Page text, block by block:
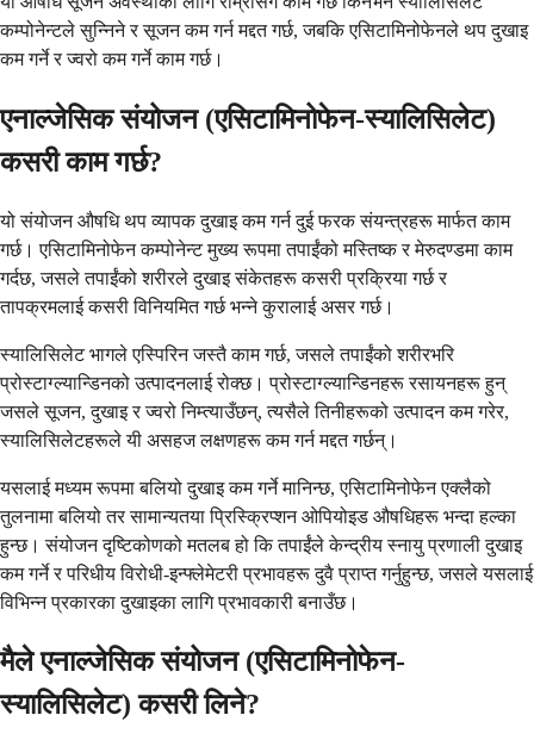
कम्पोनेन्टले सुन्निने र सूजन कम गर्न मद्दत गर्छ, जबकि एसिटामिनोफेनले थप दुखाइ
कम गर्ने र ज्वरो कम गर्ने काम गर्छ।
एनाल्जेसिक संयोजन (एसिटामिनोफेन-स्यालिसिलेट)
कसरी काम गर्छ?
यो संयोजन औषधि थप व्यापक दुखाइ कम गर्न दुई फरक संयन्त्रहरू मार्फत काम
गर्छ। एसिटामिनोफेन कम्पोनेन्ट मुख्य रूपमा तपाईंको मस्तिष्क र मेरुदण्डमा काम
गर्दछ, जसले तपाईंको शरीरले दुखाइ संकेतहरू कसरी प्रक्रिया गर्छ र
तापक्रमलाई कसरी विनियमित गर्छ भन्ने कुरालाई असर गर्छ।
स्यालिसिलेट भागले एस्पिरिन जस्तै काम गर्छ, जसले तपाईंको शरीरभरि
प्रोस्टाग्ल्यान्डिनको उत्पादनलाई रोक्छ। प्रोस्टाग्ल्यान्डिनहरू रसायनहरू हुन्
जसले सूजन, दुखाइ र ज्वरो निम्त्याउँछन्, त्यसैले तिनीहरूको उत्पादन कम गरेर,
स्यालिसिलेटहरूले यी असहज लक्षणहरू कम गर्न मद्दत गर्छन्।
यसलाई मध्यम रूपमा बलियो दुखाइ कम गर्ने मानिन्छ, एसिटामिनोफेन एक्लैको
तुलनामा बलियो तर सामान्यतया प्रिस्क्रिप्शन ओपियोइड औषधिहरू भन्दा हल्का
हुन्छ। संयोजन दृष्टिकोणको मतलब हो कि तपाईंले केन्द्रीय स्नायु प्रणाली दुखाइ
कम गर्ने र परिधीय विरोधी-इन्फ्लेमेटरी प्रभावहरू दुवै प्राप्त गर्नुहुन्छ, जसले यसलाई
विभिन्न प्रकारका दुखाइका लागि प्रभावकारी बनाउँछ।
मैले एनाल्जेसिक संयोजन (एसिटामिनोफेन-
स्यालिसिलेट) कसरी लिने?